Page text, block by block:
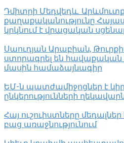
Դմիտրի Մեդվեդև.
քաղաքականությունը
կրկնում է վրացական
Սաուդյան Արաբիան,
ստորագրել են
մասին համաձայնագիր
ԵՄ-ն պատժամիջոցներ է
ընկերությունների
Հայ ուշուիստները
բաց առաջնությունում